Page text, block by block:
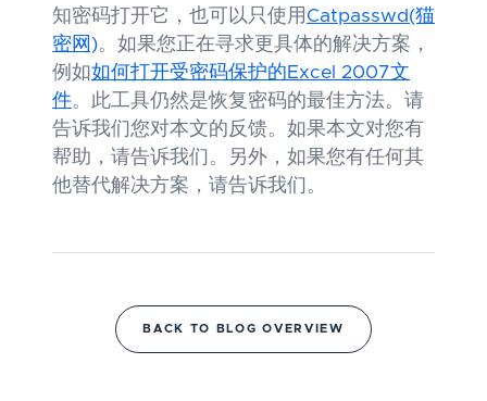
知密码打开它，也可以只使用 Catpasswd(猫
密网)。如果您正在寻求更具体的解决方案，
例如如何打开受密码保护的Excel 2007文
件。此工具仍然是恢复密码的最佳方法。请
告诉我们您对本文的反馈。如果本文对您有
帮助，请告诉我们。另外，如果您有任何其
他替代解决方案，请告诉我们。
BACK TO BLOG OVERVIEW